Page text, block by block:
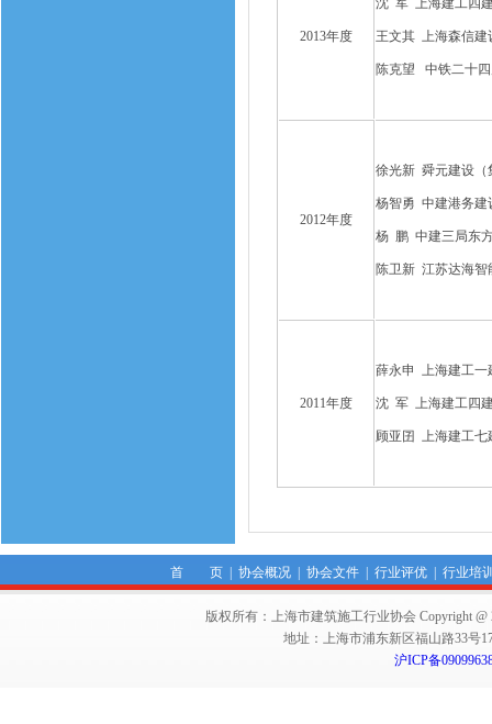
2013年度
沈 军 上海建工四
王文其 上海森信建
陈克望 中铁二十四
2012年度
徐光新 舜元建设（
杨智勇 中建港务建
杨 鹏 中建三局东
陈卫新 江苏达海智
2011年度
薛永申 上海建工一
沈 军 上海建工四
顾亚囝 上海建工七
首 页| 协会概况| 协会文件| 行业评优| 行业培
版权所有：上海市建筑施工行业协会 Copyright @
地址：上海市浦东新区福山路33号
沪ICP备